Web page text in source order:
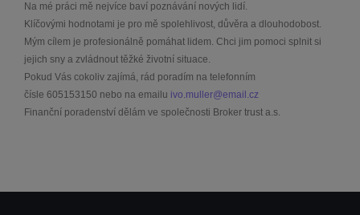
Na mé práci mě nejvíce baví poznávání nových lidí.
Klíčovými hodnotami je pro mě spolehlivost, důvěra a dlouhodobost.
Mým cílem je profesionálně pomáhat lidem. Chci jim pomoci splnit si
jejich sny a zvládnout těžké životní situace.
Pokud Vás cokoliv zajímá, rád poradím na telefonním
čísle 605153150 nebo na emailu ivo.muller@email.cz
Finanční poradenství dělám ve společnosti Broker trust a.s.